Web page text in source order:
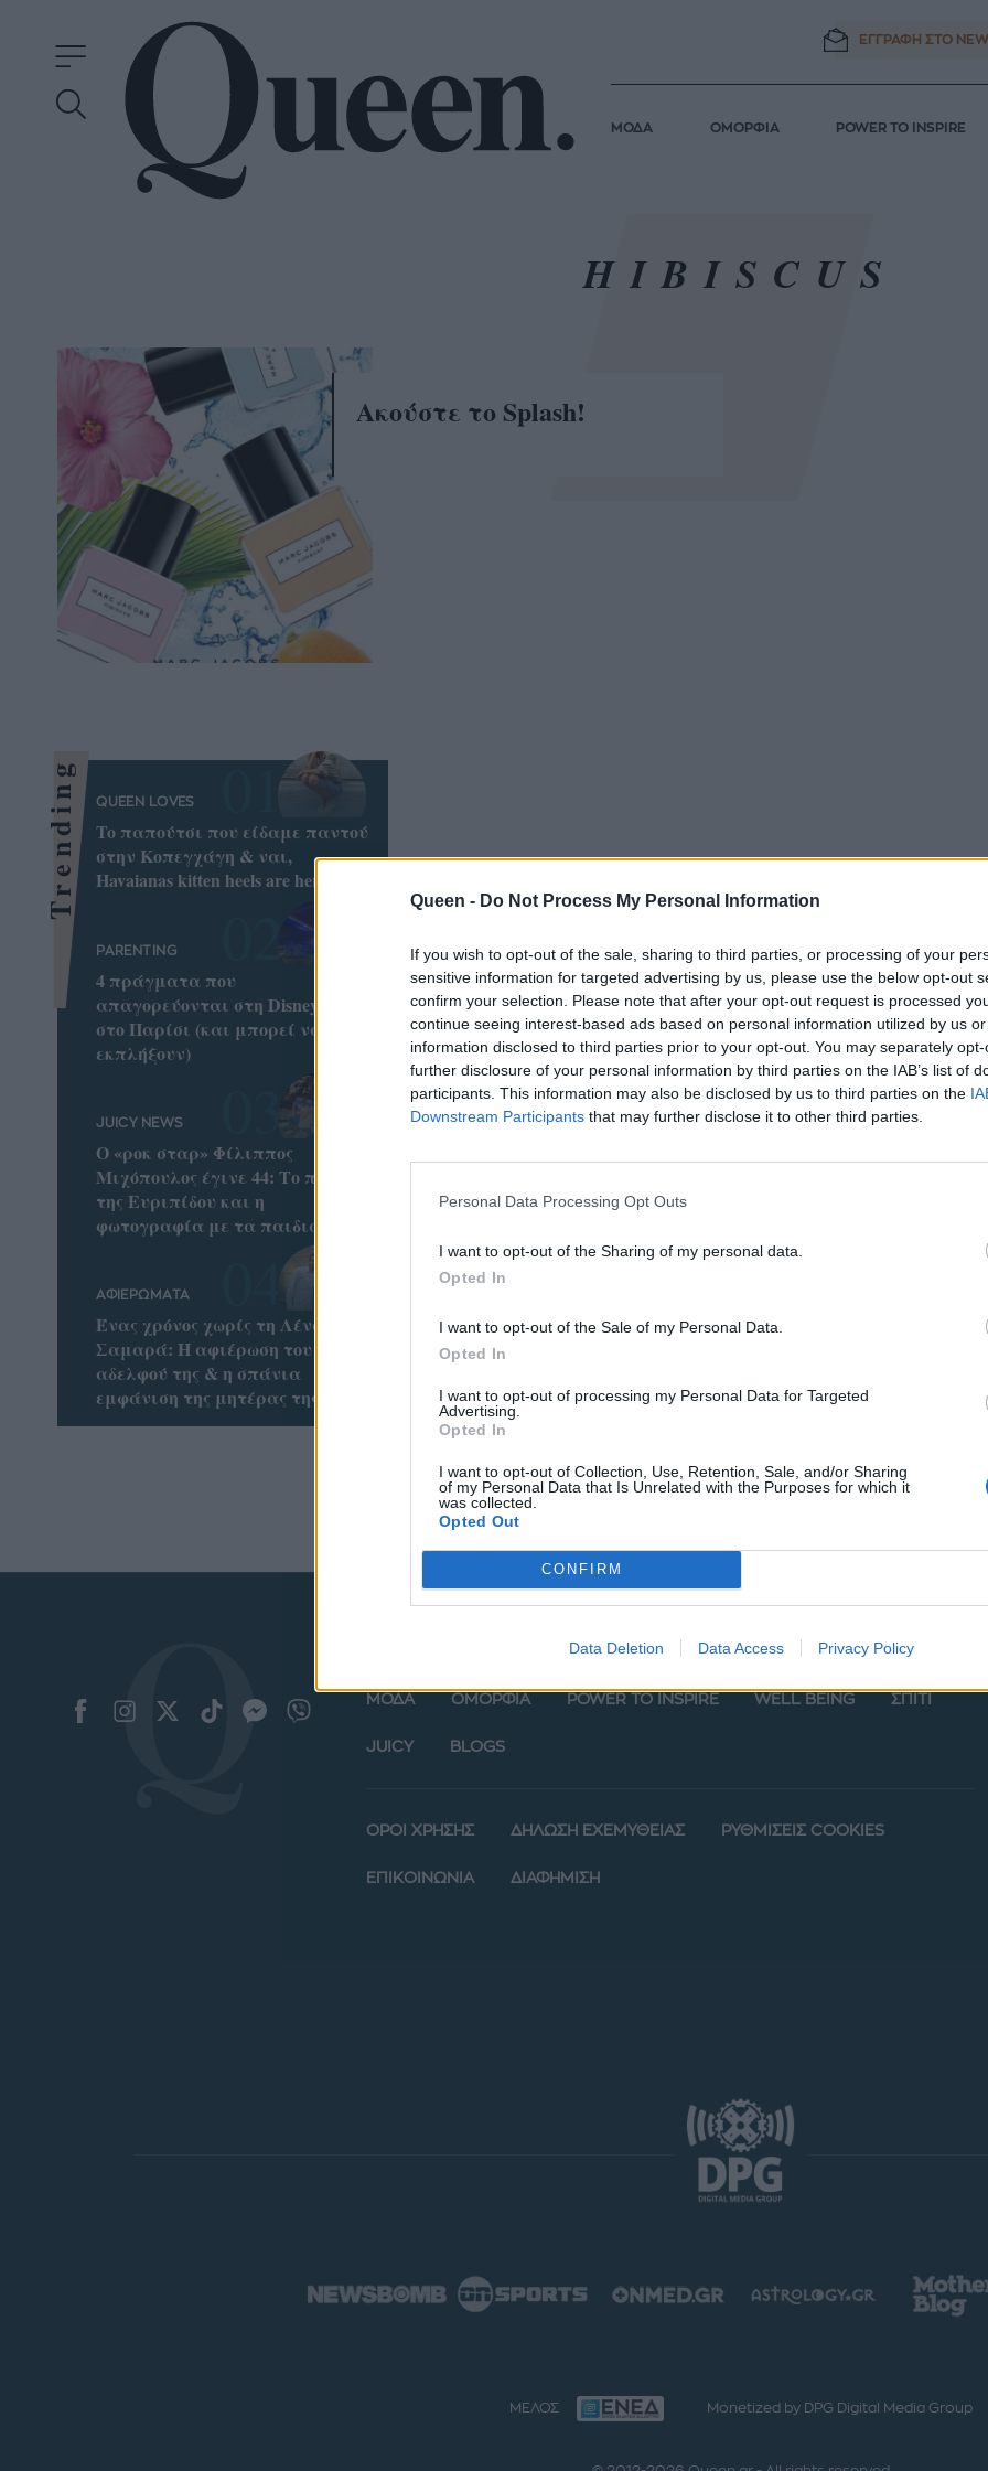
Queen - Do Not Process My Personal Information
If you wish to opt-out of the sale, sharing to third parties, or processing of your
sensitive information for targeted advertising by us, please use the below opt-out
confirm your selection. Please note that after your opt-out request is processed
continue seeing interest-based ads based on personal information utilized by us
information disclosed to third parties prior to your opt-out. You may separately
further disclosure of your personal information by third parties on the IAB’s list of
participants. This information may also be disclosed by us to third parties on the
Downstream Participants that may further disclose it to other third parties.
Personal Data Processing Opt Outs
I want to opt-out of the Sharing of my personal data.
Opted In
I want to opt-out of the Sale of my Personal Data.
Opted In
I want to opt-out of processing my Personal Data for Targeted
Advertising.
Opted In
I want to opt-out of Collection, Use, Retention, Sale, and/or Sharing
of my Personal Data that Is Unrelated with the Purposes for which it
was collected.
Opted Out
CONFIRM
Data Deletion Data Access Privacy Policy
ΕΓΓΡΑΦΗ ΣΤΟ
ΜΟΔΑ ΟΜΟΡΦΙΑ POWER TO INSPIRE
HIBISCUS
Ακούστε το Splash!
Trending QUEEN LOVES
To παπούτσι που είδαμε παντού
στην Κοπεγχάγη & ναι,
Havaianas kitten heels are here!
PARENTING
4 πράγματα που
απαγορεύονται στη Disneyland
στο Παρίσι (και μπορεί να σε
εκπλήξουν)
JUICY NEWS
Ο «ροκ σταρ» Φίλιππος
Μιχόπουλος έγινε 44: Το ποστ
της Ευριπίδου και η
φωτογραφία με τα παιδιά τους
ΑΦΙΕΡΩΜΑΤΑ
Ένας χρόνος χωρίς τη Λένα
Σαμαρά: Η αφιέρωση του
αδελφού της & η σπάνια
εμφάνιση της μητέρας της
ΜΟΔΑ ΟΜΟΡΦΙΑ POWER TO INSPIRE WELL BEING ΣΠΙΤΙ
JUICY BLOGS
ΟΡΟΙ ΧΡΗΣΗΣ ΔΗΛΩΣΗ ΕΧΕΜΥΘΕΙΑΣ ΡΥΘΜΙΣΕΙΣ COOKIES
ΕΠΙΚΟΙΝΩΝΙΑ ΔΙΑΦΗΜΙΣΗ
ΜΕΛΟΣ Monetized by DPG Digital Media Group